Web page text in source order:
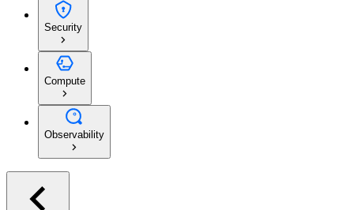
Security
Compute
Observability